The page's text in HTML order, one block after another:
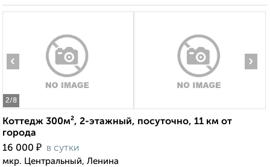
2/8
‹ ›
Коттедж 300м², 2-этажный, посуточно, 11 км от
города
16 000 ₽ в сутки
мкр. Центральный, Ленина